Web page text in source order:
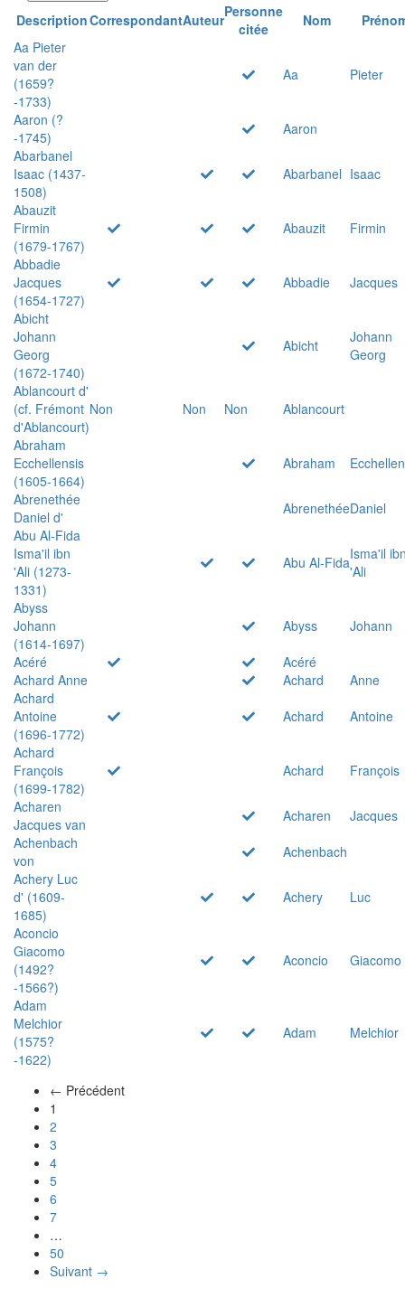
DescriptionCorrespondantAuteurPersonne
citée
Nom
Aa Pieter
van der
(1659?
-1733)
Aa Pieter
Aaron (?
-1745)
Aaron
Abarbanel
Isaac (1437-
1508)
Abarbanel Isaac
Abauzit
Firmin
(1679-1767)
Abauzit
Firmin
Abbadie
Jacques
(1654-1727)
Abbadie
Jacques
Abicht
Johann
Georg
(1672-1740)
Abicht
Johann
Georg
Ablancourt d'
(cf. Frémont
d'Ablancourt)
Non Non Non
Ablancourt
Abraham
Ecchellensis
(1605-1664)
Abraham
Abrenethée
Daniel d'
AbrenethéeDaniel
Abu Al-Fida
Isma'il ibn
'Ali (1273-
1331)
Abu Al-FidaIsma'il
'Ali
Abyss
Johann
(1614-1697)
Abyss
Johann
Acéré
Acéré
Achard Anne
Achard
Anne
Achard
Antoine
(1696-1772)
Achard
Antoine
Achard
François
(1699-1782)
Achard
François
Acharen
Jacques van
Acharen
Jacques
Achenbach
von
Achenbach
Achery Luc
d' (1609-
1685)
Achery
Luc
Aconcio
Giacomo
(1492?
-1566?)
Aconcio Giacomo
Adam
Melchior
(1575?
-1622)
Adam Melchior
← Précédent
1
2
3
4
5
6
7
…
50
Suivant →